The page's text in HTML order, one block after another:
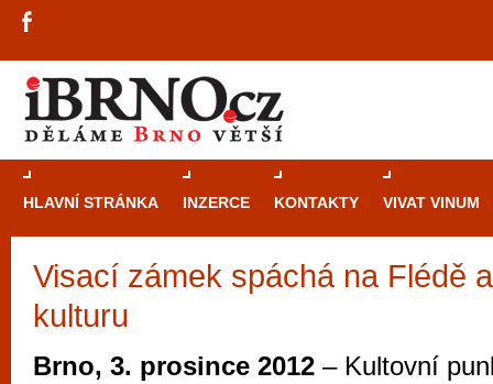
HLAVNÍ STRÁNKA INZERCE KONTAKTY VIVAT VINUM
Visací zámek spáchá na Flédě
kulturu
Brno, 3. prosince 2012 – Kultovní
Průvodce